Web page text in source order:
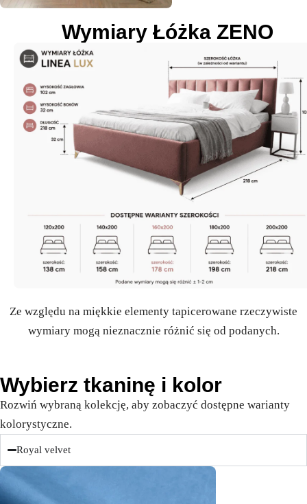
Wymiary Łóżka ZENO
Ze względu na miękkie elementy tapicerowane rzeczywiste
wymiary mogą nieznacznie różnić się od podanych.
Wybierz tkaninę i kolor
Rozwiń wybraną kolekcję, aby zobaczyć dostępne warianty
kolorystyczne.
Royal velvet